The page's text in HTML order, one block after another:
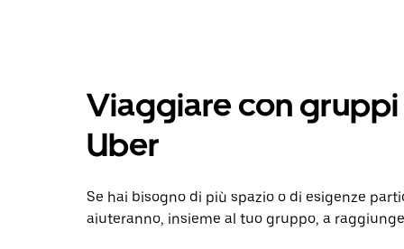
Viaggiare con gruppi
Uber
Se hai bisogno di più spazio o di esigenze
aiuteranno, insieme al tuo gruppo, a